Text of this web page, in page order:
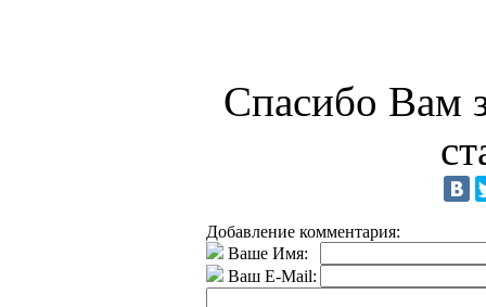
Спасибо Вам
Добавление комментария:
Ваше Имя:
Ваш E-Mail: